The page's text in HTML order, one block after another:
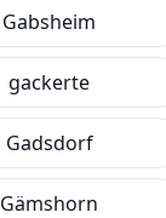
Gabsheim
gackerte
Gadsdorf
Gämshorn